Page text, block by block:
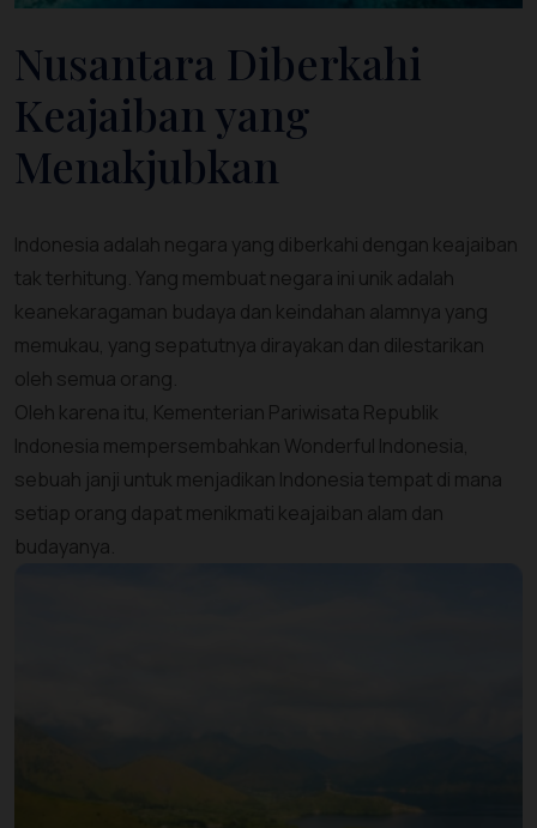
Nusantara Diberkahi
Keajaiban yang
Menakjubkan
Indonesia adalah negara yang diberkahi dengan keajaiban
tak terhitung. Yang membuat negara ini unik adalah
keanekaragaman budaya dan keindahan alamnya yang
memukau, yang sepatutnya dirayakan dan dilestarikan
oleh semua orang.
Oleh karena itu, Kementerian Pariwisata Republik
Indonesia mempersembahkan Wonderful Indonesia,
sebuah janji untuk menjadikan Indonesia tempat di mana
setiap orang dapat menikmati keajaiban alam dan
budayanya.